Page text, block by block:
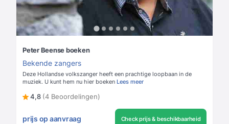
Peter Beense boeken
Bekende zangers
Deze Hollandse volkszanger heeft een prachtige loopbaan in de
muziek. U kunt hem nu hier boeken Lees meer
4,8 (4 Beoordelingen)
prijs op aanvraag Check prijs & beschikbaarheid